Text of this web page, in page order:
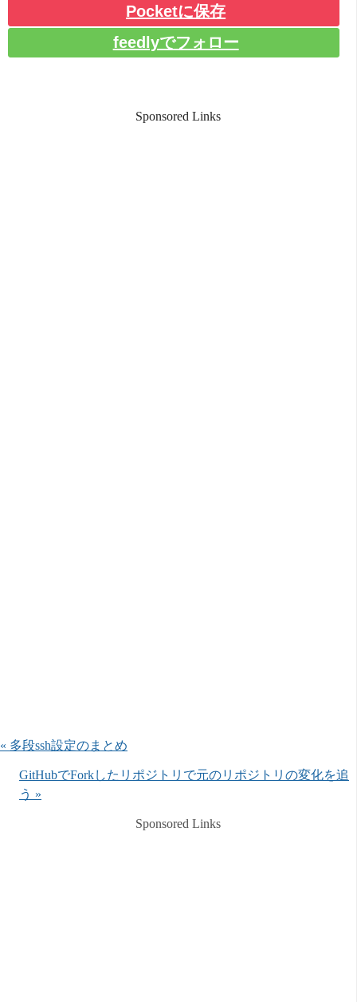
Pocketに保存
feedlyでフォロー
Sponsored Links
« 多段ssh設定のまとめ
GitHubでForkしたリポジトリで元のリポジトリの変化を追
う »
Sponsored Links